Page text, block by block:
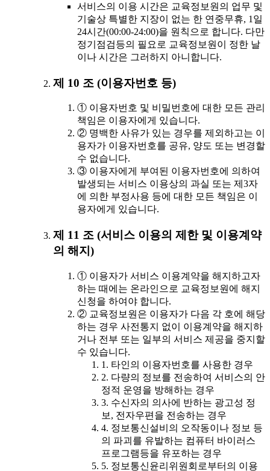
서비스의 이용 시간은 교육정보원의 업무 및
기술상 특별한 지장이 없는 한 연중무휴, 1일
24시간(00:00-24:00)을 원칙으로 합니다. 다만
정기점검등의 필요로 교육정보원이 정한 날
이나 시간은 그러하지 아니합니다.
제 10 조 (이용자번호 등)
① 이용자번호 및 비밀번호에 대한 모든 관리
책임은 이용자에게 있습니다.
② 명백한 사유가 있는 경우를 제외하고는 이
용자가 이용자번호를 공유, 양도 또는 변경할
수 없습니다.
③ 이용자에게 부여된 이용자번호에 의하여
발생되는 서비스 이용상의 과실 또는 제3자
에 의한 부정사용 등에 대한 모든 책임은 이
용자에게 있습니다.
제 11 조 (서비스 이용의 제한 및 이용계약
의 해지)
① 이용자가 서비스 이용계약을 해지하고자
하는 때에는 온라인으로 교육정보원에 해지
신청을 하여야 합니다.
② 교육정보원은 이용자가 다음 각 호에 해당
하는 경우 사전통지 없이 이용계약을 해지하
거나 전부 또는 일부의 서비스 제공을 중지할
수 있습니다.
1. 타인의 이용자번호를 사용한 경우
2. 다량의 정보를 전송하여 서비스의 안
정적 운영을 방해하는 경우
3. 수신자의 의사에 반하는 광고성 정
보, 전자우편을 전송하는 경우
4. 정보통신설비의 오작동이나 정보 등
의 파괴를 유발하는 컴퓨터 바이러스
프로그램등을 유포하는 경우
5. 정보통신윤리위원회로부터의 이용